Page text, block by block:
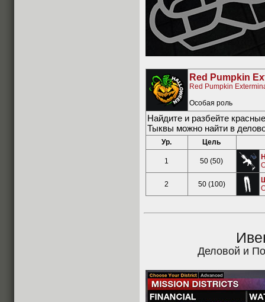
Red Pumpkin
Red Pumpkin
Особая роль
Найдите и разбейте
Тыквы можно найти в
Ур. Цель
1 50 (50)
2 50 (100)
Деловой и